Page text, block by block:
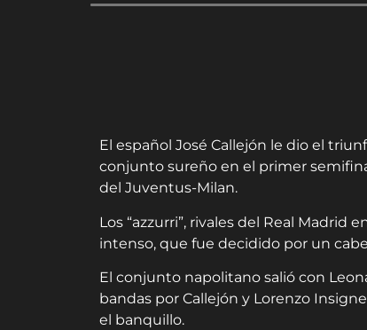
El español José Callejón le dio el
conjunto sureño en el primer
del Juventus-Milan.
Los “azzurri”, rivales del Real Madrid
intenso, que fue decidido por un
El conjunto napolitano salió con
bandas por Callejón y Lorenzo
el banquillo.